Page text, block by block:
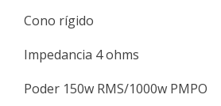
Cono rígido
Impedancia 4 ohms
Poder 150w RMS/1000w PMPO